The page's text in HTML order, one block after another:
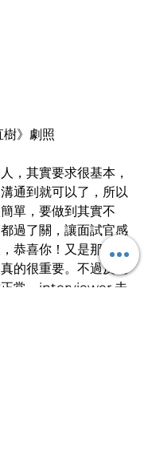
樹》劇照
，其實要求很基本，
通到就可以了，所以
單，要做到其實不
過了關，讓面試官感
恭喜你！又是那一
的很重要。不過反過
正常，interviewer 未